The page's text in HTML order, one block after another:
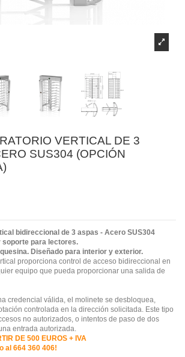
VERTICAL DE 3
SUS304 (OPCIÓN
bidireccional de 3 aspas - Acero SUS304
soporte para lectores.
Diseñado para interior y exterior.
proporciona control de acceso bidireccional en
equipo que pueda proporcionar una salida de
credencial válida, el molinete se desbloquea,
controlada en la dirección solicitada. Este tipo
no autorizados, o intentos de paso de dos
entrada autorizada.
DE 500 EUROS + IVA
al 664 360 406!